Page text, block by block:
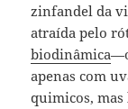
zinfandel da
atraída pelo
biodinâmica
apenas com
quimicos,